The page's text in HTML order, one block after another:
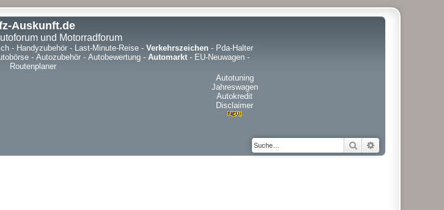
Auskunft.de
und Motorradforum
- Handyzubehör- Last-Minute-Reise- Verkehrszeichen- Pda-Halter
- Autozubehör - Autobewertung - Automarkt - EU-Neuwagen -
Routenplaner
Autotuning
Jahreswagen
Autokredit
Disclaimer
Suche